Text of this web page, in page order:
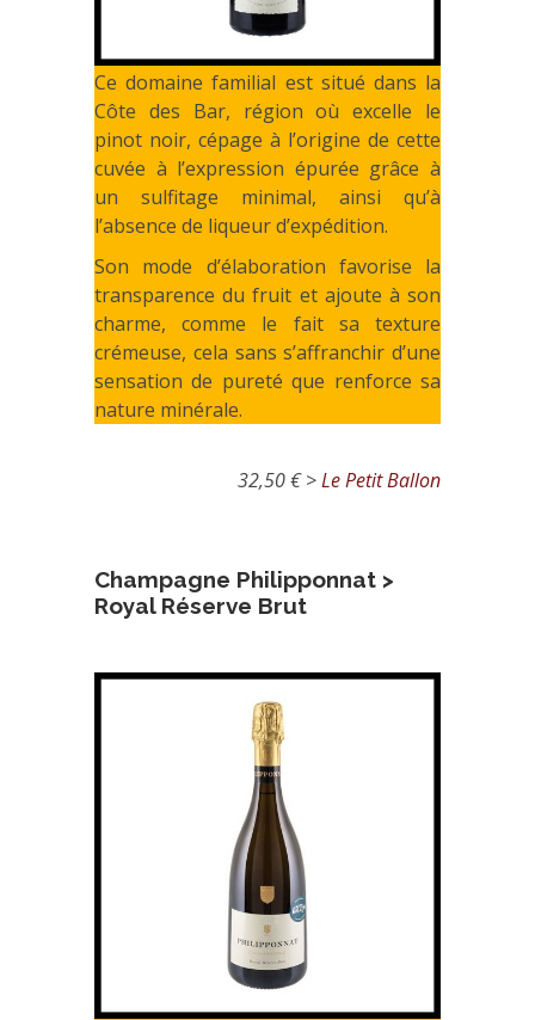
Ce domaine familial est situé dans la
Côte des Bar, région où excelle le
pinot noir, cépage à l’origine de cette
cuvée à l’expression épurée grâce à
un sulfitage minimal, ainsi qu’à
l’absence de liqueur d’expédition.
Son mode d’élaboration favorise la
transparence du fruit et ajoute à son
charme, comme le fait sa texture
crémeuse, cela sans s’affranchir d’une
sensation de pureté que renforce sa
nature minérale.
32,50 € >Le Petit Ballon
Champagne Philipponnat >
Royal Réserve Brut